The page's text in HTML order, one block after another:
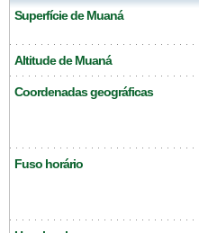
Superfície de Muaná
Altitude de Muaná
Coordenadas geográficas
Fuso horário